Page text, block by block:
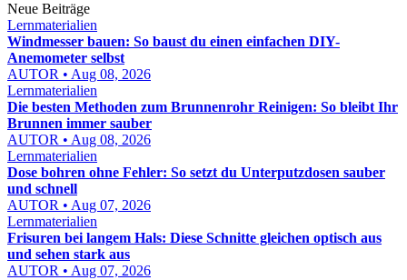
Neue Beiträge
Lernmaterialien
Windmesser bauen: So baust du einen einfachen DIY-
Anemometer selbst
AUTOR • Aug 08, 2026
Lernmaterialien
Die besten Methoden zum Brunnenrohr Reinigen: So bleibt Ihr
Brunnen immer sauber
AUTOR • Aug 08, 2026
Lernmaterialien
Dose bohren ohne Fehler: So setzt du Unterputzdosen sauber
und schnell
AUTOR • Aug 07, 2026
Lernmaterialien
Frisuren bei langem Hals: Diese Schnitte gleichen optisch aus
und sehen stark aus
AUTOR • Aug 07, 2026